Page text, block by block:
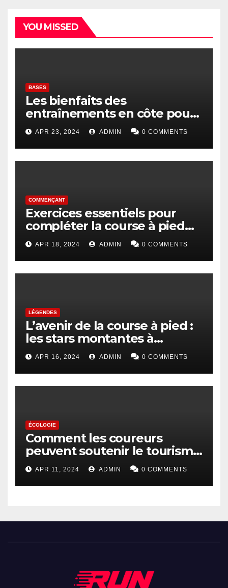
YOU MISSED
BASES
Les bienfaits des
entraînements en côte pour
les coureurs
APR 23, 2024 ADMIN 0 COMMENTS
COMMENÇANT
Exercices essentiels pour
compléter la course à pied
pour les débutants
APR 18, 2024 ADMIN 0 COMMENTS
LÉGENDES
L’avenir de la course à pied :
les stars montantes à
surveiller
APR 16, 2024 ADMIN 0 COMMENTS
ÉCOLOGIE
Comment les coureurs
peuvent soutenir le tourisme
durable
APR 11, 2024 ADMIN 0 COMMENTS